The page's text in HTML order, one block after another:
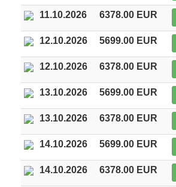
11.10.2026 6378.00 EUR
12.10.2026 5699.00 EUR
12.10.2026 6378.00 EUR
13.10.2026 5699.00 EUR
13.10.2026 6378.00 EUR
14.10.2026 5699.00 EUR
14.10.2026 6378.00 EUR